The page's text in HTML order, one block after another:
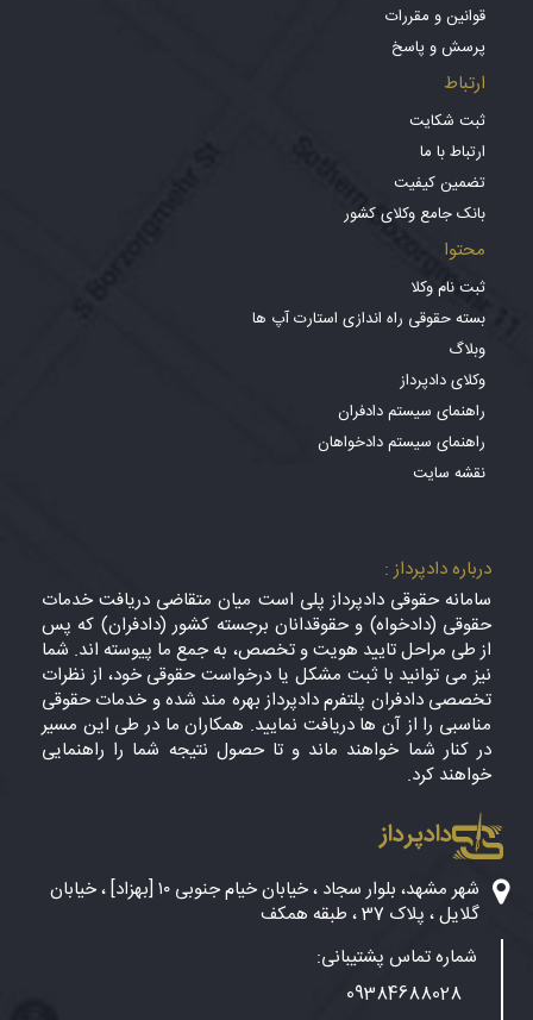
قوانین و مقررات
پرسش و پاسخ
ارتباط
ثبت شکایت
ارتباط با ما
تضمین کیفیت
بانک جامع وکلای کشور
محتوا
ثبت نام وکلا
بسته حقوقی راه اندازی استارت آپ ها
وبلاگ
وکلای دادپرداز
راهنمای سیستم دادفران
راهنمای سیستم دادخواهان
نقشه سایت
درباره دادپرداز :
سامانه حقوقی دادپرداز پلی است میان متقاضی دریافت خدمات
حقوقی (دادخواه) و حقوقدانان برجسته کشور (دادفران) که پس
از طی مراحل تایید هویت و تخصص، به جمع ما پیوسته اند. شما
نیز می توانید با ثبت مشکل یا درخواست حقوقی خود، از نظرات
تخصصی دادفران پلتفرم دادپرداز بهره مند شده و خدمات حقوقی
مناسبی را از آن ها دریافت نمایید. همکاران ما در طی این مسیر
در کنار شما خواهند ماند و تا حصول نتیجه شما را راهنمایی
خواهند کرد.
دادپرداز
شهر مشهد، بلوار سجاد ، خیابان خیام جنوبی ۱۰ [بهزاد] ، خیابان
گلایل ، پلاک 37 ، طبقه همکف
شماره تماس پشتیبانی:
09384688028